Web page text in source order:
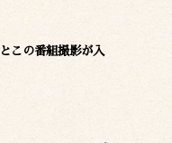
この番組撮影が入